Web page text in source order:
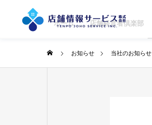
ホーム 店舗経営者倶楽部
お知らせ 当社のお知らせ